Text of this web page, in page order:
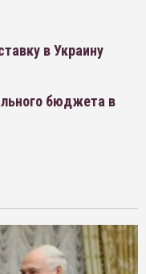
в Украину
бюджета в